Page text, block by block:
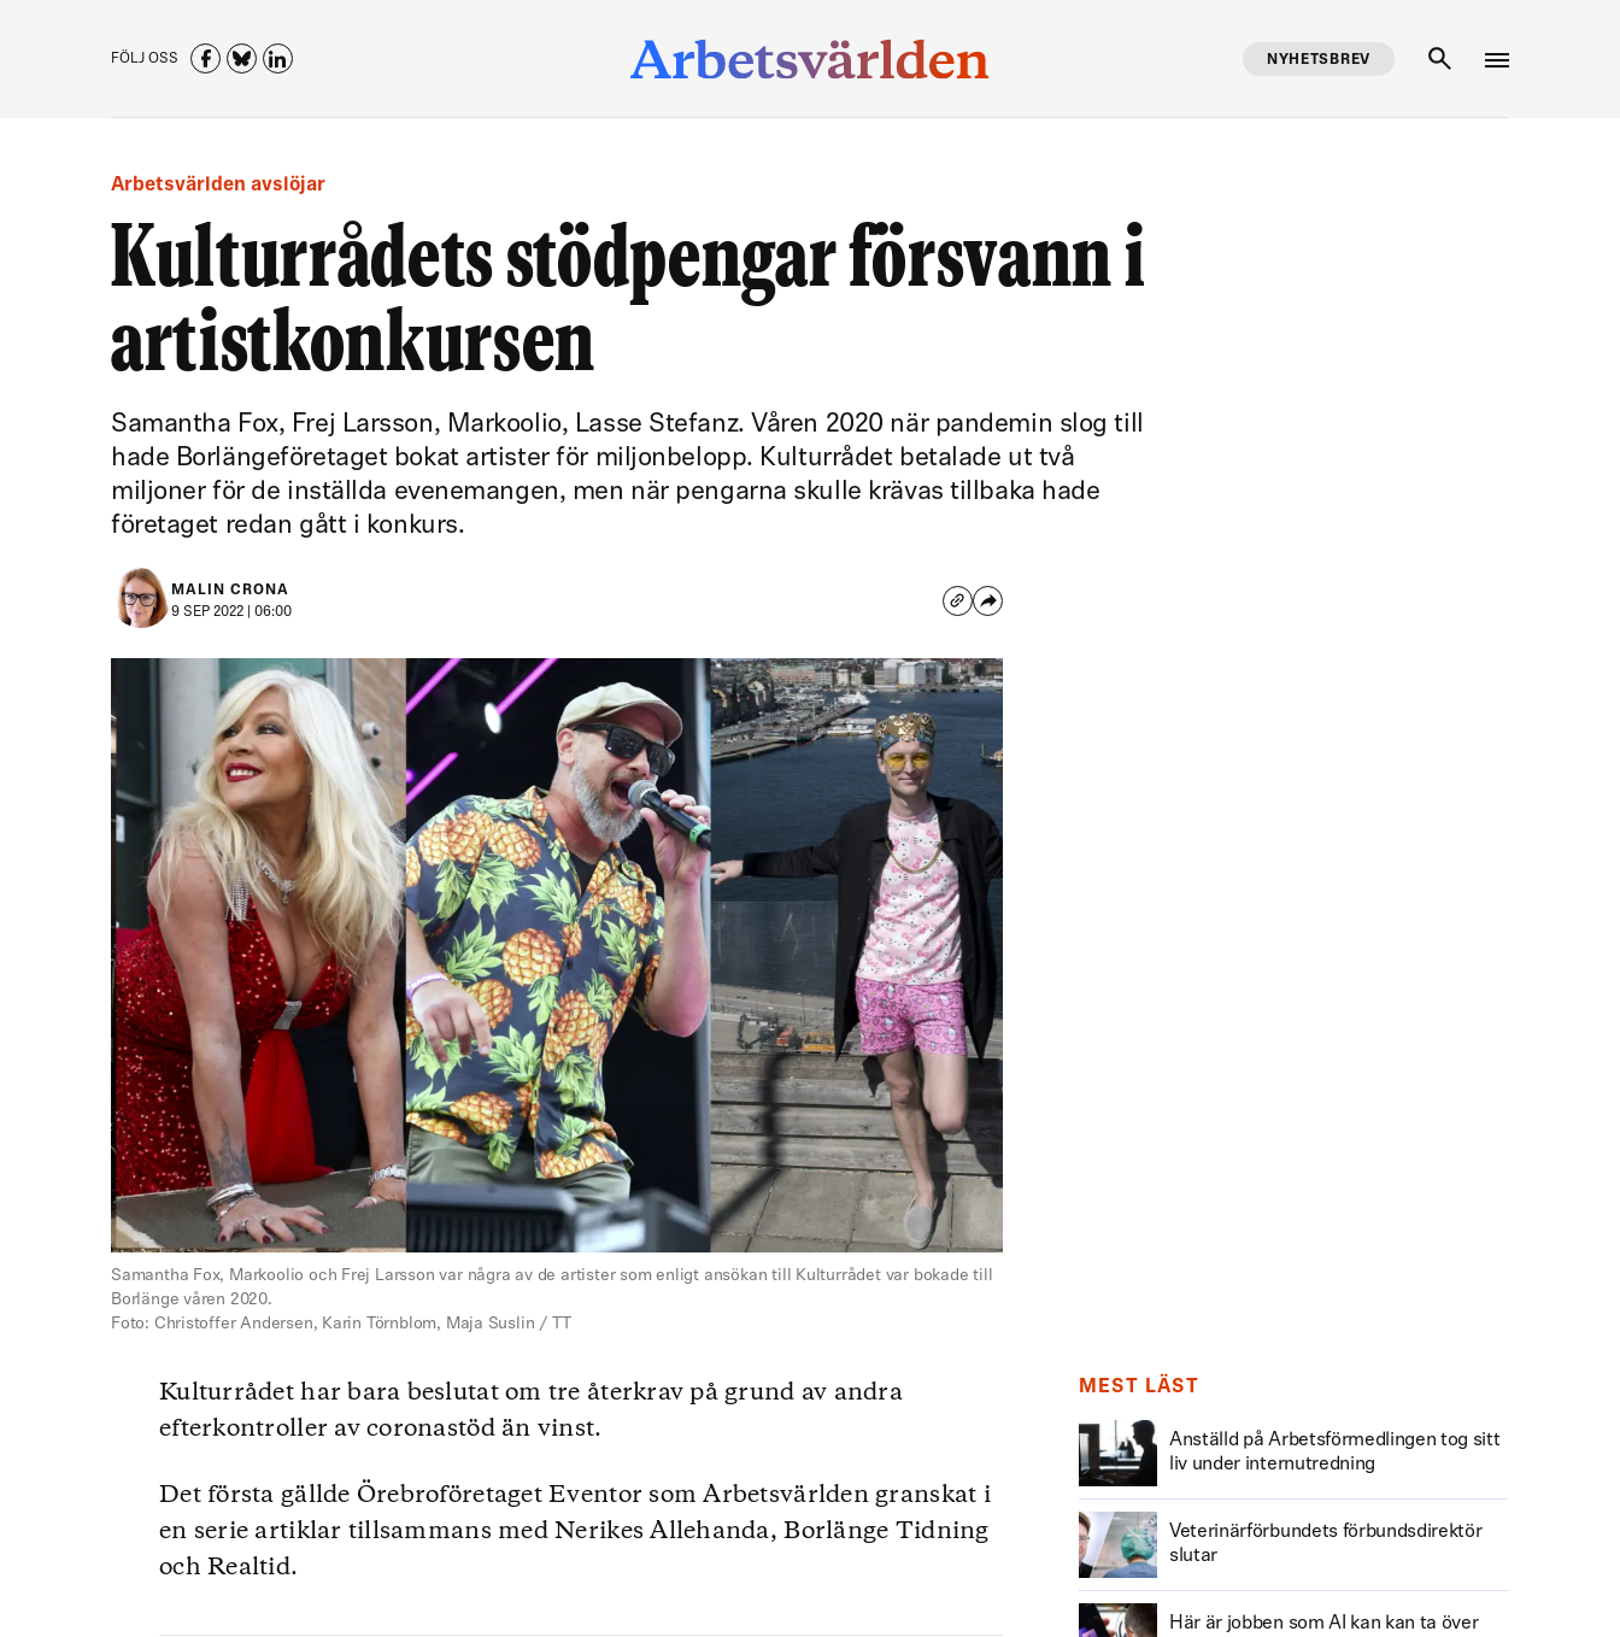
FÖLJ OSS NYHETSBREV
Arbetsvärlden avslöjar
Kulturrådets stödpengar försvann i
artistkonkursen
Samantha Fox, Frej Larsson, Markoolio, Lasse Stefanz. Våren 2020 när pandemin slog till
hade Borlängeföretaget bokat artister för miljonbelopp. Kulturrådet betalade ut två
miljoner för de inställda evenemangen, men när pengarna skulle krävas tillbaka hade
företaget redan gått i konkurs.
MALIN CRONA
9 SEP 2022 | 06:00
Samantha Fox, Markoolio och Frej Larsson var några av de artister som enligt ansökan till Kulturrådet var bokade till
Borlänge våren 2020.
Foto: Christoffer Andersen, Karin Törnblom, Maja Suslin / TT
Kulturrådet har bara beslutat om tre återkrav på grund av andra
efterkontroller av coronastöd än vinst.
Det första gällde Örebroföretaget Eventor som Arbetsvärlden granskat i
en serie artiklar tillsammans med Nerikes Allehanda, Borlänge Tidning
och Realtid.
MEST LÄST
Anställd på Arbetsförmedlingen tog sitt
liv under internutredning
Veterinärförbundets förbundsdirektör
slutar
Här är jobben som AI kan kan ta över